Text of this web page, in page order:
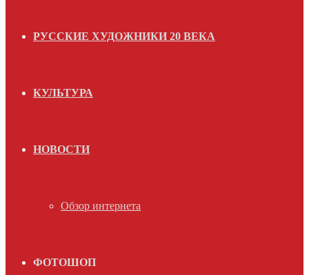
РУССКИЕ ХУДОЖНИКИ 20 ВЕКА
КУЛЬТУРА
НОВОСТИ
Обзор интернета
ФОТОШОП